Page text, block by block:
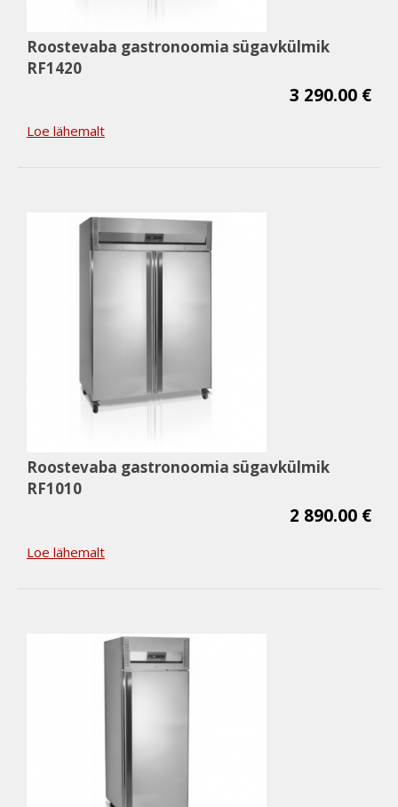
Roostevaba gastronoomia sügavkülmik
RF1420
3 290.00 €
Loe lähemalt
Roostevaba gastronoomia sügavkülmik
RF1010
2 890.00 €
Loe lähemalt